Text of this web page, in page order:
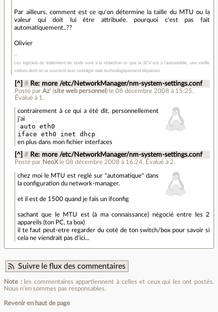
Par ailleurs, comment est ce qu'on détermine la taille du MTU ou la
valeur qui doit lui être attribuée. pourquoi c'est pas fait
automatiquement..??
Olivier
Les logiciels de traitement de texte sont à la rédaction ce que la 2CV est à l'automobile, une vieille
voiture dont on se souvient avec nostalgie mais technologiquement dépassée
[^] # Re: more /etc/NetworkManager/nm-system-settings.conf
Posté par Az'(site web personnel ) le 08 décembre 2008 à 15:25.
Évalué à 1 .
contrairement à ce qui a été dit, personnellement
j'ai
auto eth0
iface eth0 inet dhcp
en plus dans mon fichier interfaces
[^] # Re: more /etc/NetworkManager/nm-system-settings.conf
Posté par NeoX le 08 décembre 2008 à 16:24.Évalué à 2.
chez moi le MTU est reglé sur "automatique" dans
la configuration du network-manager.
et il est de 1500 quand je fais un ifconfig
sachant que le MTU est (à ma connaissance) négocié entre les 2
appareils (ton PC, ta box)
il te faut peut-etre regarder du coté de ton switch/box pour savoir si
cela ne viendrait pas d'ici...
Suivre le flux des commentaires
Note :les commentaires appartiennent à celles et ceux qui les ont postés.
Nous n’en sommes pas responsables.
Revenir en haut de page